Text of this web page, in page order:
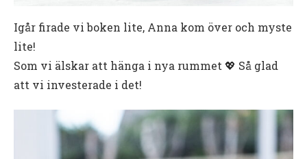
Igår firade vi boken lite, Anna kom över och myste
lite!
Som vi älskar att hänga i nya rummet 💖 Så glad
att vi investerade i det!